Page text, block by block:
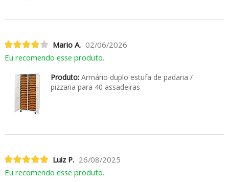
Mario A. 02/06/2026
Eu recomendo esse produto.
Produto:Armário duplo estufa de padaria /
pizzaria para 40 assadeiras
Luiz P. 26/08/2025
Eu recomendo esse produto.